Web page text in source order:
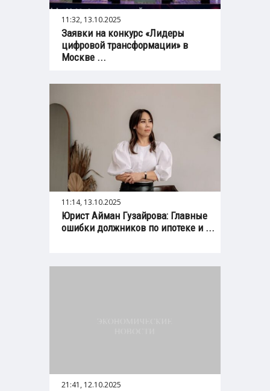
11:32, 13.10.2025
Заявки на конкурс «Лидеры
цифровой трансформации» в
Москве ...
11:14, 13.10.2025
Юрист Айман Гузайрова: Главные
ошибки должников по ипотеке и ...
21:41, 12.10.2025